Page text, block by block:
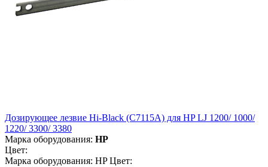
Дозирующее лезвие Hi-Black (C7115A) для HP LJ 1200/ 1000/
1220/ 3300/ 3380
Марка оборудования: HP
Цвет:
Марка оборудования: HP Цвет: